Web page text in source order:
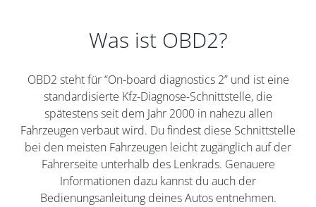
Was ist OBD2?
OBD2 steht für “On-board diagnostics 2” und ist eine
standardisierte Kfz-Diagnose-Schnittstelle, die
spätestens seit dem Jahr 2000 in nahezu allen
Fahrzeugen verbaut wird. Du findest diese Schnittstelle
bei den meisten Fahrzeugen leicht zugänglich auf der
Fahrerseite unterhalb des Lenkrads. Genauere
Informationen dazu kannst du auch der
Bedienungsanleitung deines Autos entnehmen.